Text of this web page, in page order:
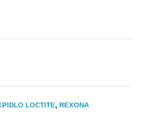
LOCTITE
REXONA